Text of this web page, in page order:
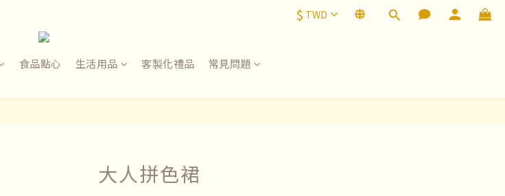
$ TWD
食品點心 生活用品 客製化禮品 常見問題
大人拼色裙